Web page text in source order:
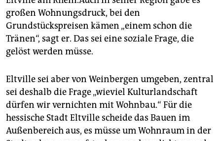
großen Wohnungsdruck, bei den
Grundstückspreisen kämen „einem schon die
Tränen“, sagt er. Das sei eine soziale Frage, die
gelöst werden müsse.
Eltville sei aber von Weinbergen umgeben, zentral
sei deshalb die Frage „wieviel Kulturlandschaft
dürfen wir vernichten mit Wohnbau.“ Für die
hessische Stadt Eltville scheide das Bauen im
Außenbereich aus, es müsse um Wohnraum in der